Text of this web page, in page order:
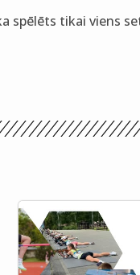
spēlēts tikai viens